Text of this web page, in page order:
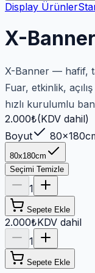
Display Ürünler
X-Banner
X-Banner — hafif,
Fuar, etkinlik,
hızlı kurulumlu
2.000₺(KDV dahil)
Boyut
80x180cm
Seçimi Temizle
1
Sepete Ekle
2.000₺KDV dahil
1
Sepete Ekle